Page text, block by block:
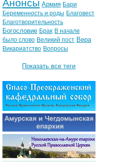
Анонсы Армия Бари
Беременность и роды Благовест
Благотворительность
Богословие Брак В начале
было слово Великий пост Вера
Викариатство Вопросы
Показать все теги